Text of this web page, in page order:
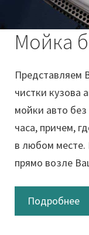
Мойка
Представляем
чистки кузова
мойки авто
часа, причем,
в любом месте.
прямо возле
Подробнее